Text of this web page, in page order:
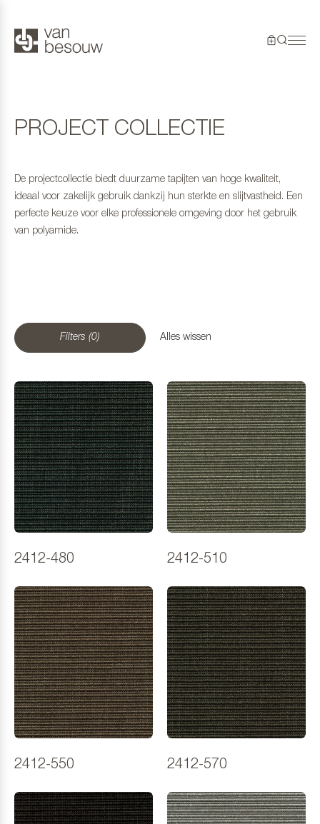
PROJECT COLLECTIE
De projectcollectie biedt duurzame tapijten van hoge kwaliteit,
ideaal voor zakelijk gebruik dankzij hun sterkte en slijtvastheid. Een
perfecte keuze voor elke professionele omgeving door het gebruik
van polyamide.
Filters (0) Alles wissen
2412-480 2412-510
2412-550 2412-570